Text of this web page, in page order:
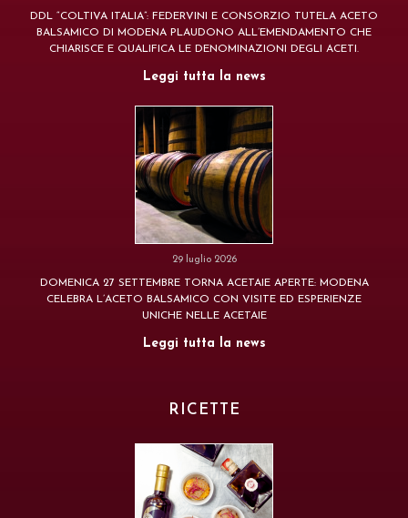
DDL “COLTIVA ITALIA”: FEDERVINI E CONSORZIO TUTELA ACETO
BALSAMICO DI MODENA PLAUDONO ALL’EMENDAMENTO CHE
CHIARISCE E QUALIFICA LE DENOMINAZIONI DEGLI ACETI.
Leggi tutta la news
29 luglio 2026
DOMENICA 27 SETTEMBRE TORNA ACETAIE APERTE: MODENA
CELEBRA L’ACETO BALSAMICO CON VISITE ED ESPERIENZE
UNICHE NELLE ACETAIE
Leggi tutta la news
RICETTE